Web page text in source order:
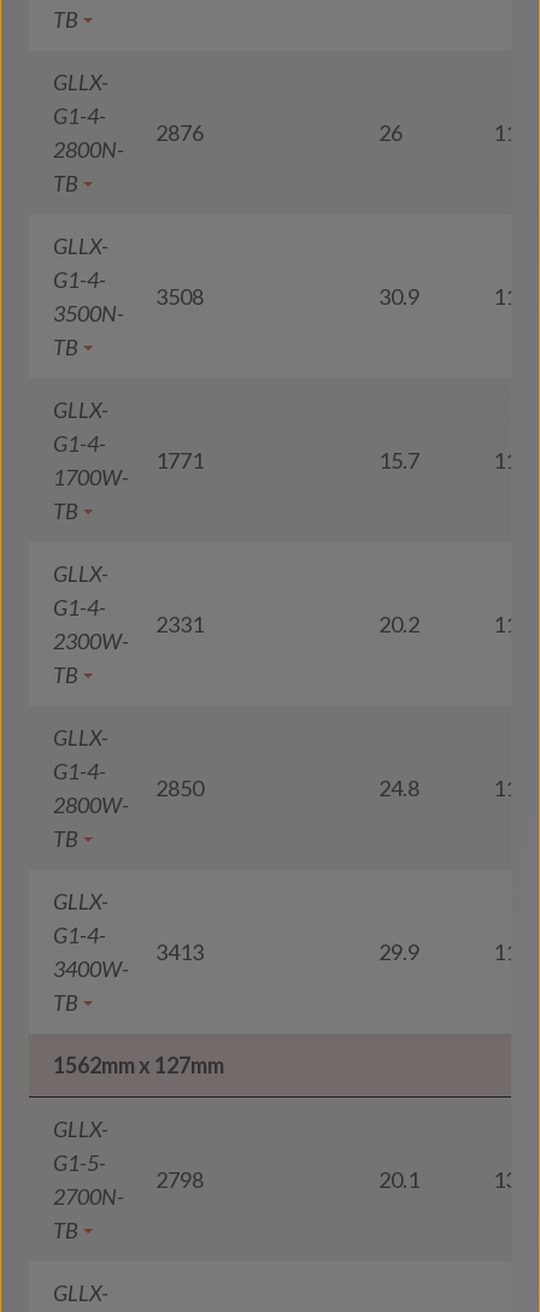
TB
GLLX-
G1-4-
2800N-
TB
2876 26 110
GLLX-
G1-4-
3500N-
TB
3508 30.9 113
GLLX-
G1-4-
1700W-
TB
1771 15.7 112
GLLX-
G1-4-
2300W-
TB
2331 20.2 115
GLLX-
G1-4-
2800W-
TB
2850 24.8 115
GLLX-
G1-4-
3400W-
TB
3413 29.9 114
1562mm x 127mm
GLLX-
G1-5-
2700N-
TB
2798 20.1 139
GLLX-